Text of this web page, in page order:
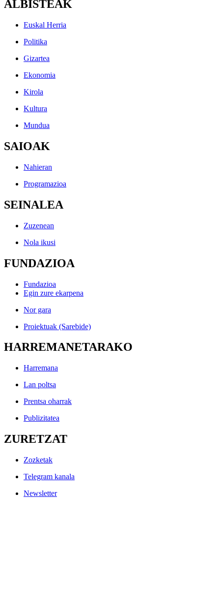
ALBISTEAK
Euskal Herria
Politika
Gizartea
Ekonomia
Kirola
Kultura
Mundua
SAIOAK
Nahieran
Programazioa
SEINALEA
Zuzenean
Nola ikusi
FUNDAZIOA
Fundazioa
Egin zure ekarpena
Nor gara
Proiektuak (Sarebide)
HARREMANETARAKO
Harremana
Lan poltsa
Prentsa oharrak
Publizitatea
ZURETZAT
Zozketak
Telegram kanala
Newsletter